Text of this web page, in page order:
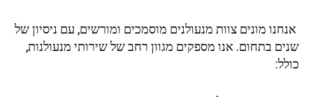
אנחנו מונים צוות מנעולנים מוסמכים ומורשים, עם ניסיון של
שנים בתחום. אנו מספקים מגוון רחב של שירותי מנעולנות,
כולל: